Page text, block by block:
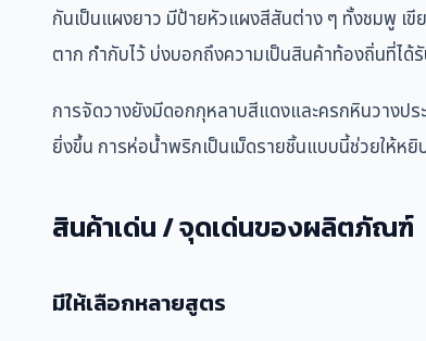
กันเป็นแผงยาว มีป้ายหัวแผงสีสันต่าง ๆ ทั้งชมพู เ
ตาก กำกับไว้ บ่งบอกถึงความเป็นสินค้าท้องถิ่นที่ได้
การจัดวางยังมีดอกกุหลาบสีแดงและครกหินวางป
ยิ่งขึ้น การห่อน้ำพริกเป็นเม็ดรายชิ้นแบบนี้ช่วยให้ห
สินค้าเด่น / จุดเด่นของผลิตภัณฑ์
มีให้เลือกหลายสูตร